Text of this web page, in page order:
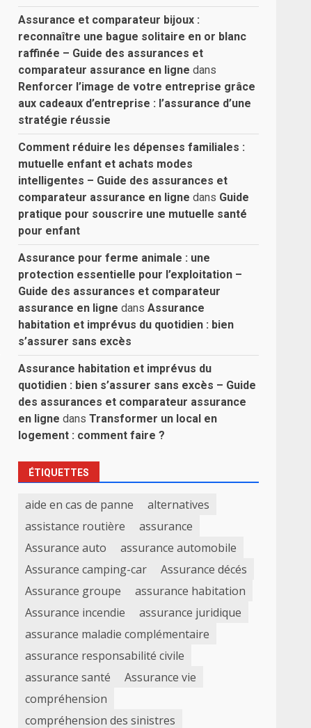
Assurance et comparateur bijoux :
reconnaître une bague solitaire en or blanc
raffinée – Guide des assurances et
comparateur assurance en ligne dans
Renforcer l’image de votre entreprise grâce
aux cadeaux d’entreprise : l’assurance d’une
stratégie réussie
Comment réduire les dépenses familiales :
mutuelle enfant et achats modes
intelligentes – Guide des assurances et
comparateur assurance en ligne dans Guide
pratique pour souscrire une mutuelle santé
pour enfant
Assurance pour ferme animale : une
protection essentielle pour l’exploitation –
Guide des assurances et comparateur
assurance en ligne dansAssurance
habitation et imprévus du quotidien : bien
s’assurer sans excès
Assurance habitation et imprévus du
quotidien : bien s’assurer sans excès – Guide
des assurances et comparateur assurance
en ligne dansTransformer un local en
logement : comment faire ?
ÉTIQUETTES
aide en cas de panne
alternatives
assistance routière
assurance
Assurance auto
assurance automobile
Assurance camping-car
Assurance décés
Assurance groupe
assurance habitation
Assurance incendie
assurance juridique
assurance maladie complémentaire
assurance responsabilité civile
assurance santé
Assurance vie
compréhension
compréhension des sinistres